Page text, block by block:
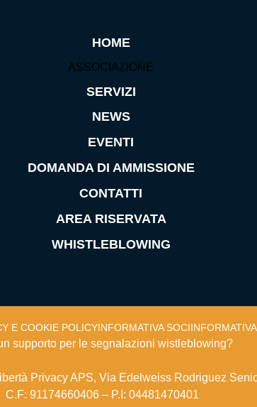
HOME
ASSOCIAZIONE
SERVIZI
NEWS
EVENTI
DOMANDA DI AMMISSIONE
CONTATTI
AREA RISERVATA
WHISTLEBLOWING
E COOKIE POLICYINFORMATIVA SOCI
supporto per le segnalazioni wistleblowing?
Privacy APS, Via Edelweiss Rodriguez
C.F: 91174660406 – P.I: 04481470401